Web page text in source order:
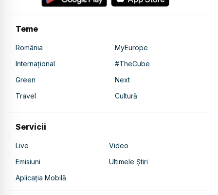
Teme
România
MyEurope
Internațional
#TheCube
Green
Next
Travel
Cultură
Servicii
Live
Video
Emisiuni
Ultimele Știri
Aplicația Mobilă